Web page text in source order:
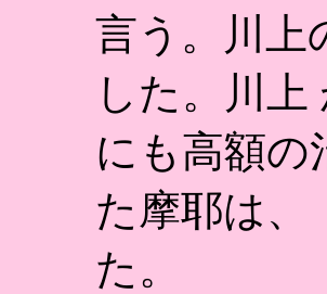
言う。川上
した。川
にも高額の
た摩耶は、
た。